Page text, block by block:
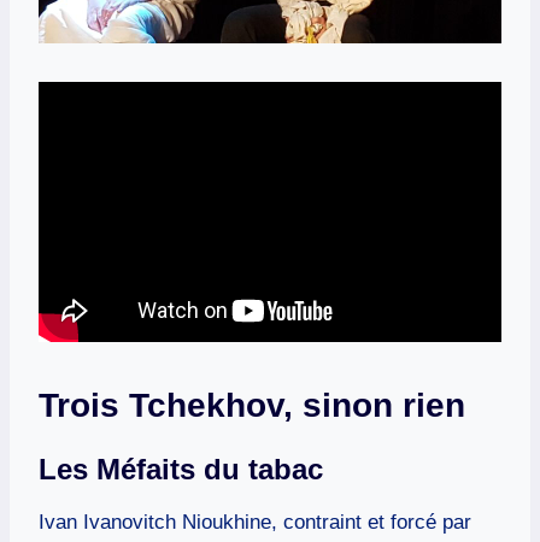
Trois Tchekhov, sinon rien
Les Méfaits du tabac
Ivan Ivanovitch Nioukhine, contraint et forcé par